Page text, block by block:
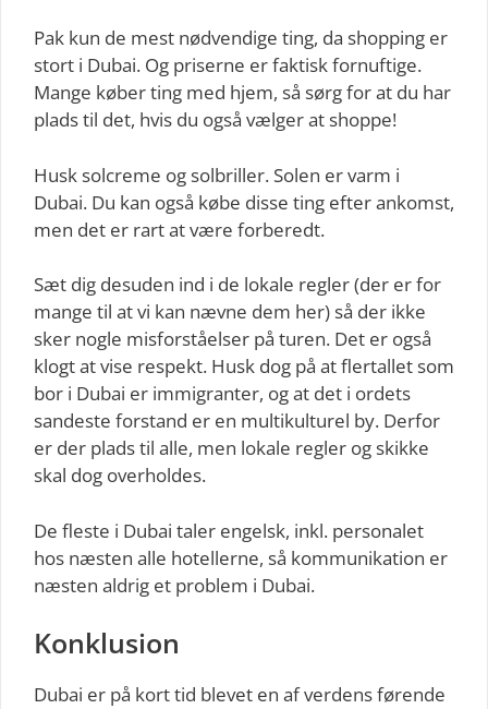
Pak kun de mest nødvendige ting, da shopping er
stort i Dubai. Og priserne er faktisk fornuftige.
Mange køber ting med hjem, så sørg for at du har
plads til det, hvis du også vælger at shoppe!
Husk solcreme og solbriller. Solen er varm i
Dubai. Du kan også købe disse ting efter ankomst,
men det er rart at være forberedt.
Sæt dig desuden ind i de lokale regler (der er for
mange til at vi kan nævne dem her) så der ikke
sker nogle misforståelser på turen. Det er også
klogt at vise respekt. Husk dog på at flertallet som
bor i Dubai er immigranter, og at det i ordets
sandeste forstand er en multikulturel by. Derfor
er der plads til alle, men lokale regler og skikke
skal dog overholdes.
De fleste i Dubai taler engelsk, inkl. personalet
hos næsten alle hotellerne, så kommunikation er
næsten aldrig et problem i Dubai.
Konklusion
Dubai er på kort tid blevet en af verdens førende